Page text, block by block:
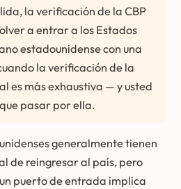
la verificación de la CBP
a entrar a los Estados
estadounidense con una
la verificación de la
es más exhaustiva — y usted
pasar por ella.
generalmente tienen
de reingresar al país, pero
puerto de entrada implica